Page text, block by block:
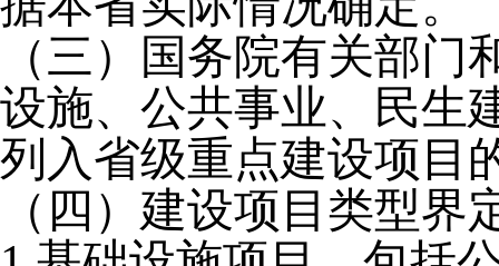
（三）国务院有关部
设施、公共事业、民生
列入省级重点建设项目
（四）建设项目类型界